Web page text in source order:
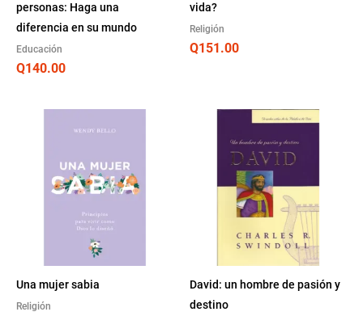
personas: Haga una
diferencia en su mundo
Educación
Q140.00
vida?
Religión
Q151.00
Una mujer sabia
Religión
David: un hombre de pasión y
destino